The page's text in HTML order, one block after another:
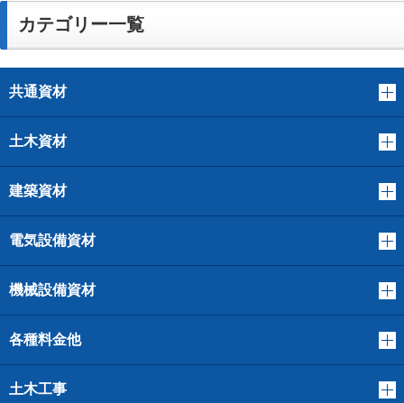
カテゴリー一覧
共通資材
土木資材
建築資材
電気設備資材
機械設備資材
各種料金他
土木工事